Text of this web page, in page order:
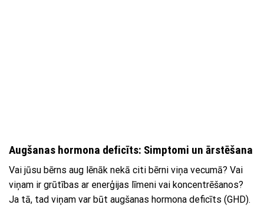
Augšanas hormona deficīts: Simptomi un ārstēšana
Vai jūsu bērns aug lēnāk nekā citi bērni viņa vecumā? Vai
viņam ir grūtības ar enerģijas līmeni vai koncentrēšanos?
Ja tā, tad viņam var būt augšanas hormona deficīts (GHD).